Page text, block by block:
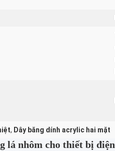
, Dây băng dính acrylic hai mặt
lá nhôm cho thiết bị điện